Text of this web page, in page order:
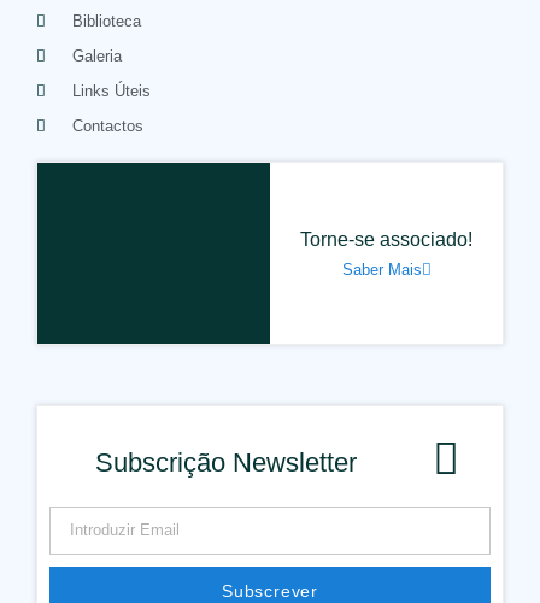
Biblioteca
Galeria
Links Úteis
Contactos
Torne-se associado!
Saber Mais
Subscrição Newsletter
Subscrever